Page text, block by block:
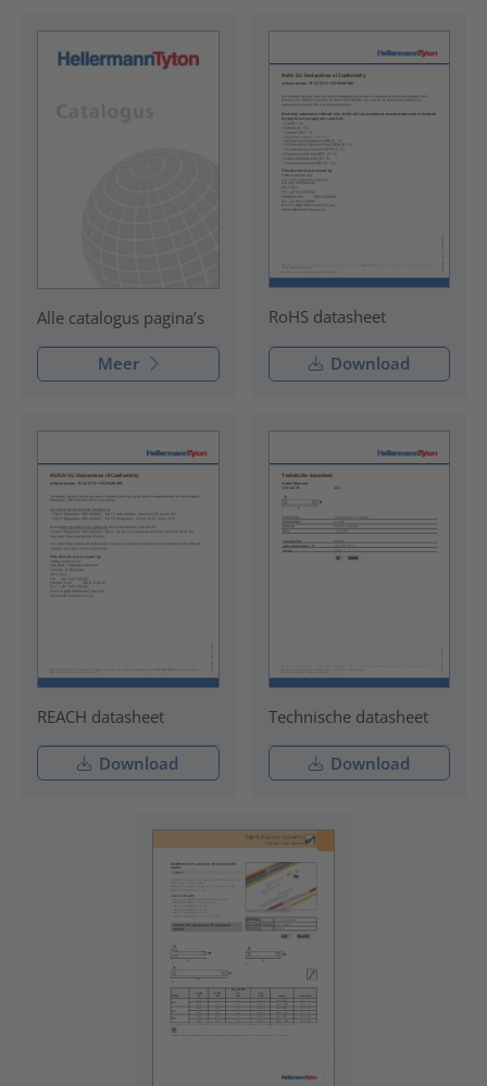
Alle catalogus pagina’s
Meer
RoHS datasheet
Download
REACH datasheet
Download
Technische datasheet
Download